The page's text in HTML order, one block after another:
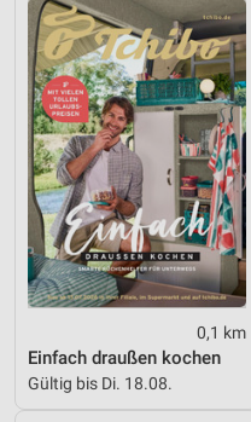
0,1 km
Einfach draußen kochen
Gültig bis Di. 18.08.